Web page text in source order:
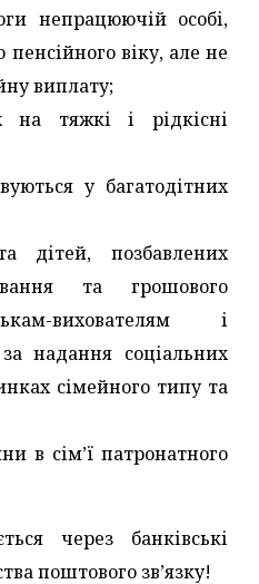
непрацюючій особі,
пенсійного віку, але не
виплату;
тяжкі і рідкісні
у багатодітних
дітей, позбавлених
та грошового
вихователям і
надання соціальних
сімейного типу та
в сім’ї патронатного
через банківські
поштового зв’язку!